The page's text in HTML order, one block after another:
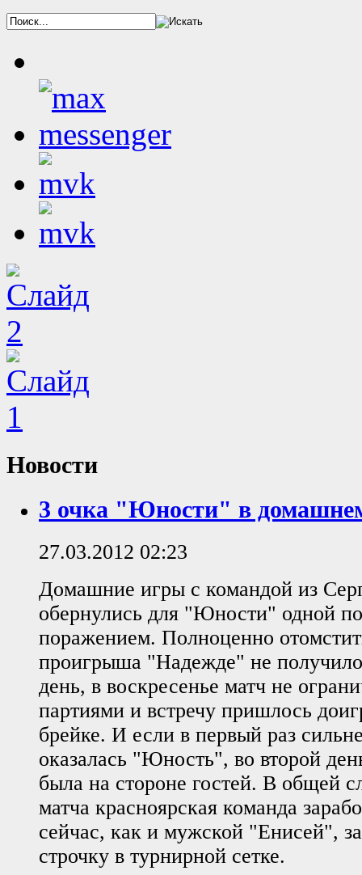
Новости
3 очка "Юности" в
27.03.2012 02:23
Домашние игры с командой из
обернулись для "Юности" одной
поражением. Полноценно
проигрыша "Надежде" не
день, в воскресенье матч не
партиями и встречу пришлось
брейке. И если в первый раз
оказалась "Юность", во второй
была на стороне гостей. В общей
матча красноярская команда
сейчас, как и мужской "Енисей",
строчку в турнирной сетке.